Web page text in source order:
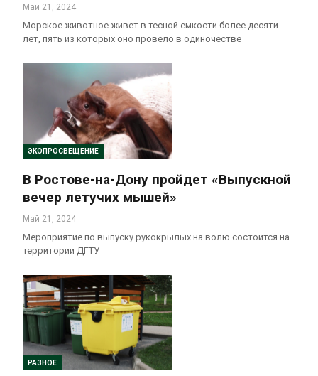
Май 21, 2024
Морское животное живет в тесной емкости более десяти
лет, пять из которых оно провело в одиночестве
ЭКОПРОСВЕЩЕНИЕ
В Ростове-на-Дону пройдет «Выпускной
вечер летучих мышей»
Май 21, 2024
Мероприятие по выпуску рукокрылых на волю состоится на
территории ДГТУ
РАЗНОЕ